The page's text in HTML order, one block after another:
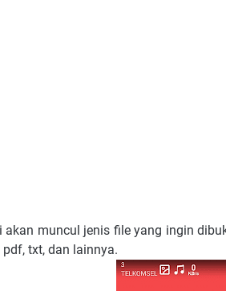
akan muncul jenis file yang ingin
pdf, txt, dan lainnya.